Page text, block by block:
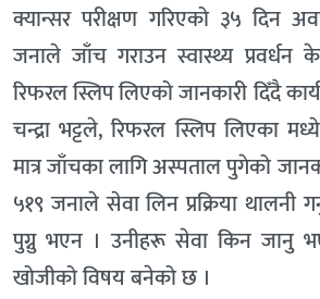
क्यान्सर परीक्षण गरिएको ३५ दिन
जनाले जाँच गराउन स्वास्थ्य प्रवर्धन
रिफरल स्लिप लिएको जानकारी दिँदै
चन्द्रा भट्टले, रिफरल स्लिप लिएका
मात्र जाँचका लागि अस्पताल पुगेको
५१९ जनाले सेवा लिन प्रक्रिया थालनी
पुग्नु भएन । उनीहरू सेवा किन जानु
खोजीको विषय बनेको छ ।